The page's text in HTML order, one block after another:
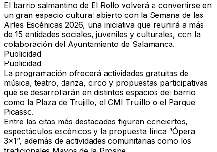
El barrio salmantino de El Rollo volverá a convertirse en
un gran espacio cultural abierto con la Semana de las
Artes Escénicas 2026, una iniciativa que reunirá a más
de 15 entidades sociales, juveniles y culturales, con la
colaboración del Ayuntamiento de Salamanca.
Publicidad
Publicidad
La programación ofrecerá actividades gratuitas de
música, teatro, danza, circo y propuestas participativas
que se desarrollarán en distintos espacios del barrio
como la Plaza de Trujillo, el CMI Trujillo o el Parque
Picasso.
Entre las citas más destacadas figuran conciertos,
espectáculos escénicos y la propuesta lírica “Ópera
3x1”, además de actividades comunitarias como los